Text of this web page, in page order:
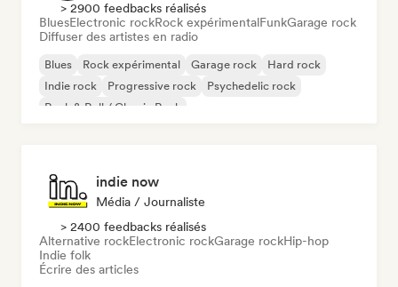
> 2900 feedbacks réalisés
BluesElectronic rockRock expérimentalFunkGarage rock
Diffuser des artistes en radio
Blues Rock expérimental Garage rock
Hard rock
Indie rock
Progressive rock
Psychedelic rock
Rock & Roll / Classic Rock
indie now
Média / Journaliste
> 2400 feedbacks réalisés
Alternative rockElectronic rockGarage rockHip-hop
Indie folk
Écrire des articles